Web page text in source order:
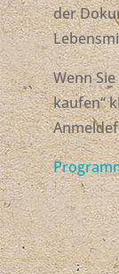
der
Wenn
kaufen“